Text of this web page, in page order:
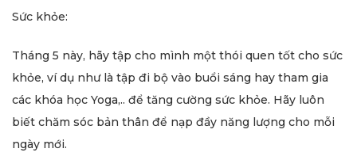
Sức khỏe:
Tháng 5 này, hãy tập cho mình một thói quen tốt cho sức
khỏe, ví dụ như là tập đi bộ vào buổi sáng hay tham gia
các khóa học Yoga,.. để tăng cường sức khỏe. Hãy luôn
biết chăm sóc bản thân để nạp đầy năng lượng cho mỗi
ngày mới.